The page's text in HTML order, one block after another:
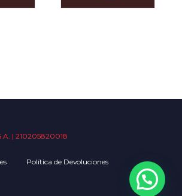
| 210205820018
Política de Devoluciones